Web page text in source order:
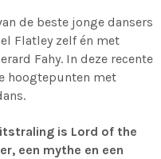
de beste jonge dansers
Flatley zelf én met
Fahy. In deze recente
hoogtepunten met
is Lord of the
een mythe en een